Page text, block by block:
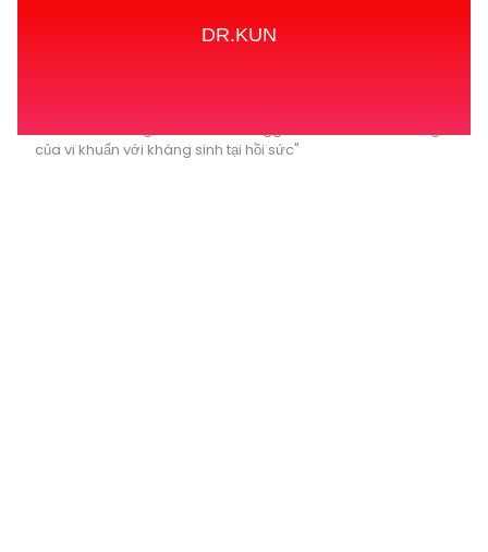
DR.KUN
của vi khuẩn với kháng sinh tại hồi sức"